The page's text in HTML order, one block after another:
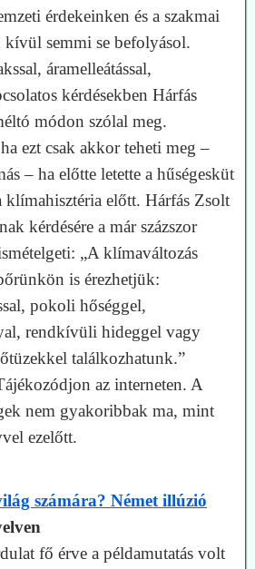
érdekeinken és a szakmai
kívül semmi se befolyásol.
áramelleátással,
kérdésekben Hárfás
módon szólal meg.
ezt csak akkor teheti meg –
– ha előtte letette a hűségesküt
előtt. Hárfás Zsolt
kérdésére a már százszor
„A klímaváltozás
is érezhetjük:
pokoli hőséggel,
rendkívüli hideggel vagy
találkozhatunk.”
az interneten. A
nem gyakoribbak ma, mint
ezelőtt.
számára? Német illúzió
fő érve a példamutatás volt